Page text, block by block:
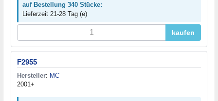
auf Bestellung 340 Stücke:
Lieferzeit 21-28 Tag (e)
kaufen
F2955
Hersteller: MC
2001+